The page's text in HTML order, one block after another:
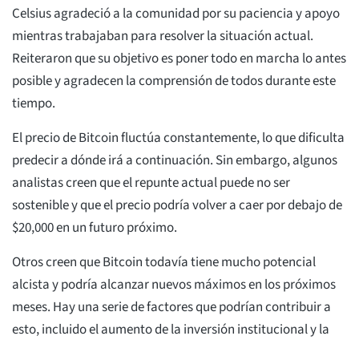
Celsius agradeció a la comunidad por su paciencia y apoyo
mientras trabajaban para resolver la situación actual.
Reiteraron que su objetivo es poner todo en marcha lo antes
posible y agradecen la comprensión de todos durante este
tiempo.
El precio de Bitcoin fluctúa constantemente, lo que dificulta
predecir a dónde irá a continuación. Sin embargo, algunos
analistas creen que el repunte actual puede no ser
sostenible y que el precio podría volver a caer por debajo de
$20,000 en un futuro próximo.
Otros creen que Bitcoin todavía tiene mucho potencial
alcista y podría alcanzar nuevos máximos en los próximos
meses. Hay una serie de factores que podrían contribuir a
esto, incluido el aumento de la inversión institucional y la